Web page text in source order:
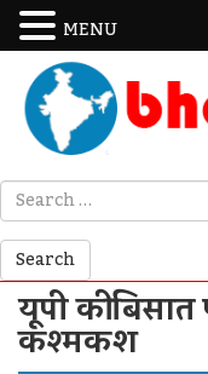
यूपी की बिसात
कश्मकश
MENU